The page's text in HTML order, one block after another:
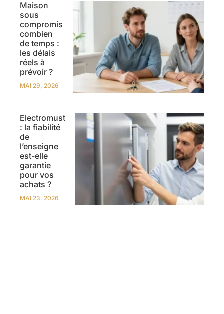
Maison
sous
compromis
combien
de temps :
les délais
réels à
prévoir ?
MAI 29, 2026
Electromust
: la fiabilité
de
l’enseigne
est-elle
garantie
pour vos
achats ?
MAI 23, 2026